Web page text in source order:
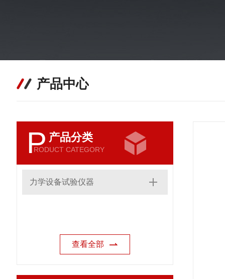
产品中心
P 产品分类
RODUCT CATEGORY
力学设备试验仪器
查看全部